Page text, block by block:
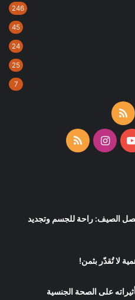
246
45
24
25
7
ملخص
الموقع
‫YouTubeانستقرامملخص
فصل الصيف: راحة للجسم وتجديد
لا تُقدّر بثمن!
على الصحة الجنسية